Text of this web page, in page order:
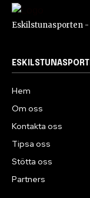
Eskilstunasporten
Hem
Om oss
Kontakta oss
Tipsa oss
Stötta oss
Partners